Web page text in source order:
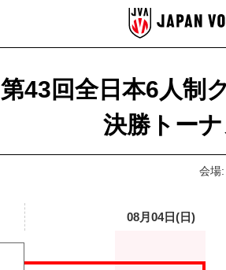
第43回全日本6人制
決勝トー
会場
08月04日(日)